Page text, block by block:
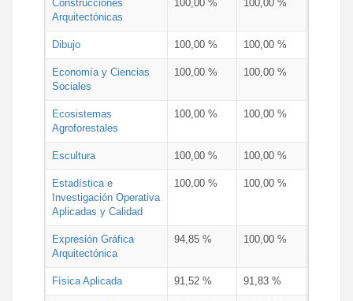
Construcciones
Arquitectónicas
100,00 % 100,00 %
Dibujo 100,00 % 100,00 %
Economía y Ciencias
Sociales
100,00 % 100,00 %
Ecosistemas
Agroforestales
100,00 % 100,00 %
Escultura 100,00 % 100,00 %
Estadística e
Investigación Operativa
Aplicadas y Calidad
100,00 % 100,00 %
Expresión Gráfica
Arquitectónica
94,85 % 100,00 %
Física Aplicada 91,52 % 91,83 %